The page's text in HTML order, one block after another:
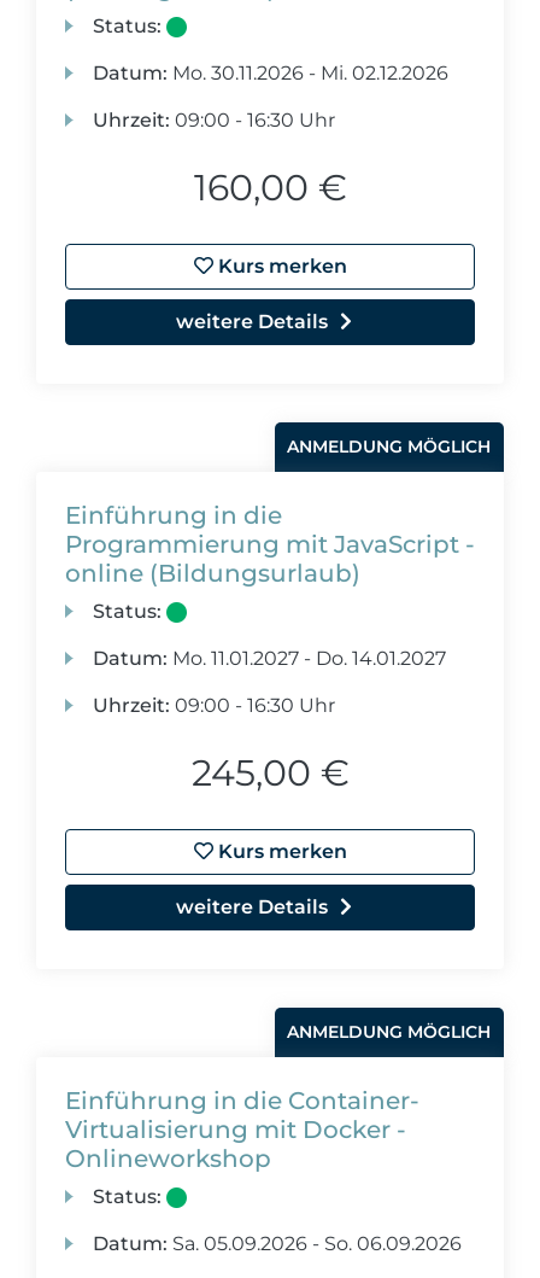
Status:
Datum: Mo. 30.11.2026 - Mi. 02.12.2026
Uhrzeit: 09:00 - 16:30 Uhr
160,00 €
Kurs merken
weitere Details
ANMELDUNG MÖGLICH
Einführung in die
Programmierung mit JavaScript -
online (Bildungsurlaub)
Status:
Datum: Mo. 11.01.2027 - Do. 14.01.2027
Uhrzeit: 09:00 - 16:30 Uhr
245,00 €
Kurs merken
weitere Details
ANMELDUNG MÖGLICH
Einführung in die Container-
Virtualisierung mit Docker -
Onlineworkshop
Status:
Datum: Sa. 05.09.2026 - So. 06.09.2026